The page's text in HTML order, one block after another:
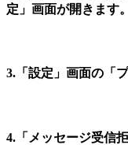
定」画面が開きます。
3.「設定」画面の「
4.「メッセージ受信